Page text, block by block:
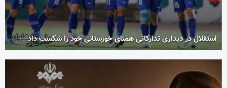
استقلال در دیداری تدارکاتی همتای خوزستانی خود را شکست داد